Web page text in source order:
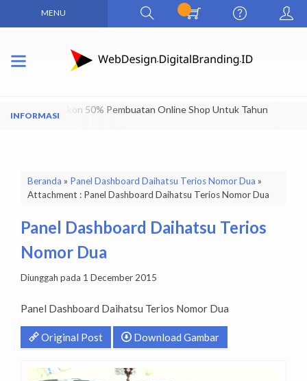
MENU
Dapatkan Diskon 50% Pembuatan Online Shop Untuk Tahun
Beranda » Panel Dashboard Daihatsu Terios Nomor Dua »
Attachment : Panel Dashboard Daihatsu Terios Nomor Dua
Panel Dashboard Daihatsu Terios
Nomor Dua
Diunggah pada 1 December 2015
Panel Dashboard Daihatsu Terios Nomor Dua
Original Post Download Gambar